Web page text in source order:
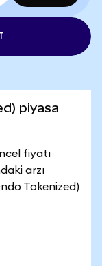
piyasa
fiyatı
arzı
Tokenized)